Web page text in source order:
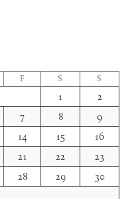
F S S
1
2
7 8
9
14 15
16
21 22
23
28 29
30